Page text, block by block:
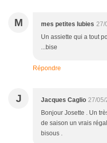
M mes petites lubies 27/
Un assiette qui a tout
...bise
Répondre
J Jacques Caglio 27/05/
Bonjour Josette . Un
de saison un vrais
bisous .